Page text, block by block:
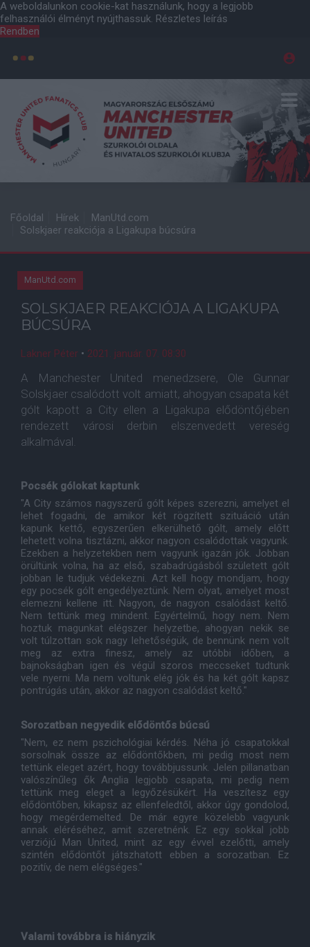
A weboldalunkon cookie-kat használunk, hogy a legjobb
felhasználói élményt nyújthassuk. Részletes leírás
Rendben
Főoldal Hírek
ManUtd.com
Solskjaer reakciója a Ligakupa búcsúra
ManUtd.com
SOLSKJAER REAKCIÓJA A LIGAKUPA
BÚCSÚRA
Lakner Péter • 2021. január. 07. 08:30
A Manchester United menedzsere, Ole Gunnar
Solskjaer csalódott volt amiatt, ahogyan csapata két
gólt kapott a City ellen a Ligakupa elődöntőjében
rendezett városi derbin elszenvedett vereség
alkalmával.
Pocsék gólokat kaptunk
"A City számos nagyszerű gólt képes szerezni, amelyet el
lehet fogadni, de amikor két rögzített szituáció után
kapunk kettő, egyszerűen elkerülhető gólt, amely előtt
lehetett volna tisztázni, akkor nagyon csalódottak vagyunk.
Ezekben a helyzetekben nem vagyunk igazán jók. Jobban
örültünk volna, ha az első, szabadrúgásból született gólt
jobban le tudjuk védekezni. Azt kell hogy mondjam, hogy
egy pocsék gólt engedélyeztünk. Nem olyat, amelyet most
elemezni kellene itt. Nagyon, de nagyon csalódást keltő.
Nem tettünk meg mindent. Egyértelmű, hogy nem. Nem
hoztuk magunkat elégszer helyzetbe, ahogyan nekik se
volt túlzottan sok nagy lehetőségük, de bennünk nem volt
meg az extra finesz, amely az utóbbi időben, a
bajnokságban igen és végül szoros meccseket tudtunk
vele nyerni. Ma nem voltunk elég jók és ha két gólt kapsz
pontrúgás után, akkor az nagyon csalódást keltő."
Sorozatban negyedik elődöntős búcsú
"Nem, ez nem pszichológiai kérdés. Néha jó csapatokkal
sorsolnak össze az elődöntőkben, mi pedig most nem
tettünk eleget azért, hogy továbbjussunk. Jelen pillanatban
valószínűleg ők Anglia legjobb csapata, mi pedig nem
tettünk meg eleget a legyőzésükért. Ha veszítesz egy
elődöntőben, kikapsz az ellenfeledtől, akkor úgy gondolod,
hogy megérdemelted. De már egyre közelebb vagyunk
annak eléréséhez, amit szeretnénk. Ez egy sokkal jobb
verziójú Man United, mint az egy évvel ezelőtti, amely
szintén elődöntőt játszhatott ebben a sorozatban. Ez
pozitív, de nem elégséges."
Valami továbbra is hiányzik